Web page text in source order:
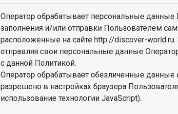
Оператор обрабатывает персональные данные
заполнения и/или отправки Пользователем
расположенные на сайте http://discover-
отправляя свои персональные данные
с данной Политикой.
Оператор обрабатывает обезличенные данные
разрешено в настройках браузера
использование технологии JavaScript).